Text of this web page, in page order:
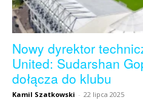
Nowy dyrektor
United: Sudarshan
dołącza do klubu
Kamil Szatkowski - 22 lipca 2025